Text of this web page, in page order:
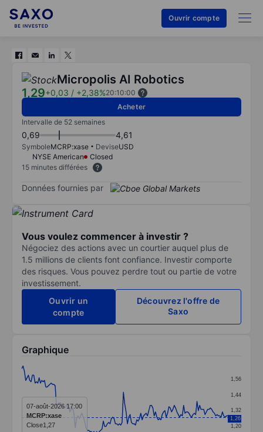
Ouvrir compte
Micropolis AI Robotics
1,29+0,03 / +2,38%20:10:00
Acheter
Intervalle de 52 semaines
0,69 4,61
SymboleMCRP:xase DeviseUSD
NYSE American
Closed
15 minutes différées
Données fournies par
Vous voulez commencer à investir ?
Négociez des actions avec un courtier auquel plus de
1.5 millions de clients font confiance. Investir comporte
des risques. Vous pouvez perdre tout ou partie de votre
investissement.
Ouvrir un
compte
Découvrez l'offre de
Saxo
Graphique
Line chart with 155 data points.
The chart has 1 X axis displaying categories.
The chart has 1 Y axis displaying values. Data ranges
1,20
1,32
1,44
1,56
1,26
07-août-2026 17:00
MCRP:xase
Close1,27